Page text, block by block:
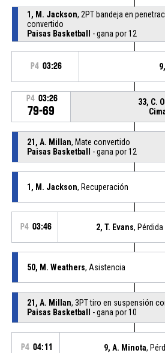
1, M. Jackson, 2PT bandeja en
convertido
Paisas Basketball
- gana por 12
P4 03:26
P4 03:26
79-69
33, C.
21, A. Millan, Mate convertido
Paisas Basketball
- gana por 12
1, M. Jackson, Recuperación
P4 03:46 2, T. Evans,
50, M. Weathers, Asistencia
21, A. Millan, 3PT tiro en suspensión
Paisas Basketball
- gana por 10
P4 04:11 9, A. Minota,